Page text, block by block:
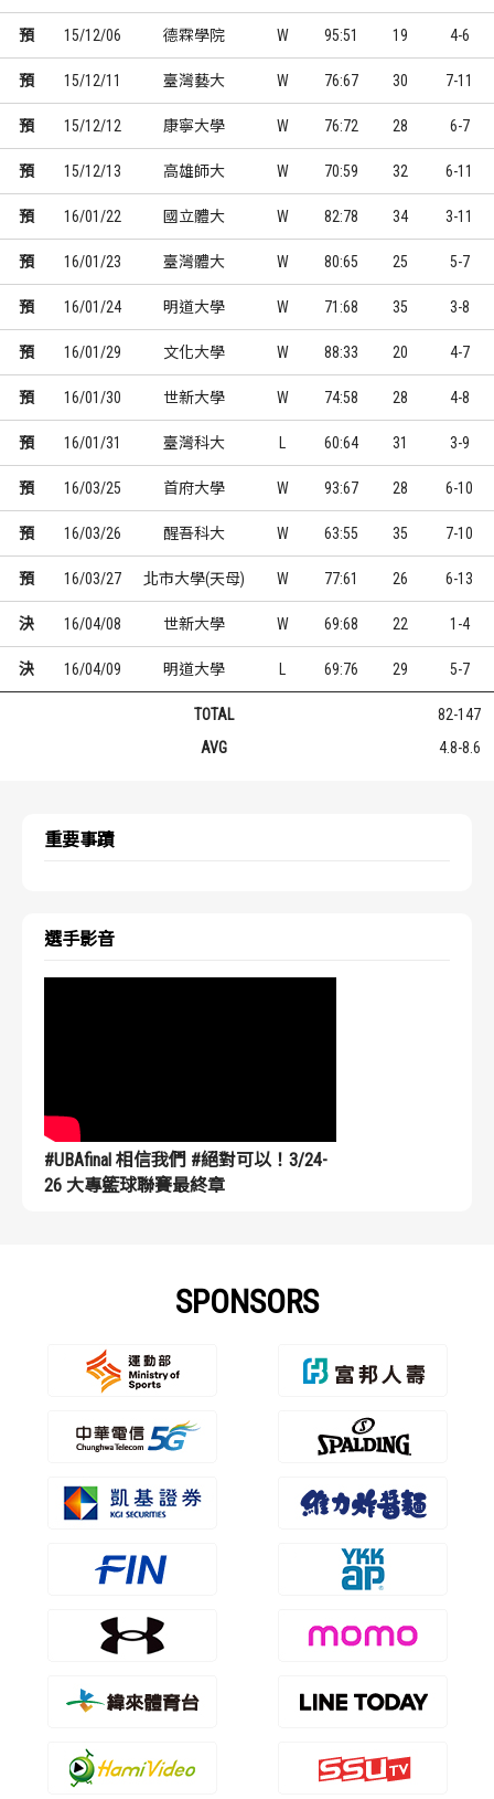
預 15/12/06 德霖學院 W 95:51 19 4-6
預 15/12/11 臺灣藝大 W 76:67 30 7-11
預 15/12/12 康寧大學 W 76:72 28 6-7
預 15/12/13 高雄師大 W 70:59 32 6-11
預 16/01/22 國立體大 W 82:78 34 3-11
預 16/01/23 臺灣體大 W 80:65 25 5-7
預 16/01/24 明道大學 W 71:68 35 3-8
預 16/01/29 文化大學 W 88:33 20 4-7
預 16/01/30 世新大學 W 74:58 28 4-8
預 16/01/31 臺灣科大 60:64 31 3-9
預 16/03/25 首府大學 W 93:67 28 6-10
預 16/03/26 醒吾科大 W 63:55 35 7-10
預 16/03/27 北市大學(天母) W 77:61 26 6-13
決 16/04/08 世新大學 W 69:68 22 1-4
決 16/04/09 明道大學 69:76 29 5-7
TOTAL
82-147
AVG
4.8-8.6
重要事蹟
選手影音
#UBAfinal 相信我們 #絕對可以！3/24-
26 大專籃球聯賽最終章
SPONSORS